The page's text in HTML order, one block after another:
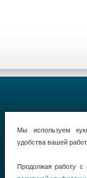
Мы используем
удобства вашей
Продолжая работу